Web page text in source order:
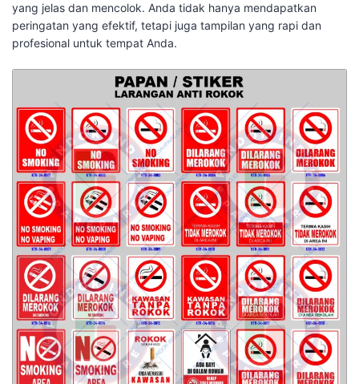
yang jelas dan mencolok. Anda tidak hanya mendapatkan
peringatan yang efektif, tetapi juga tampilan yang rapi dan
profesional untuk tempat Anda.